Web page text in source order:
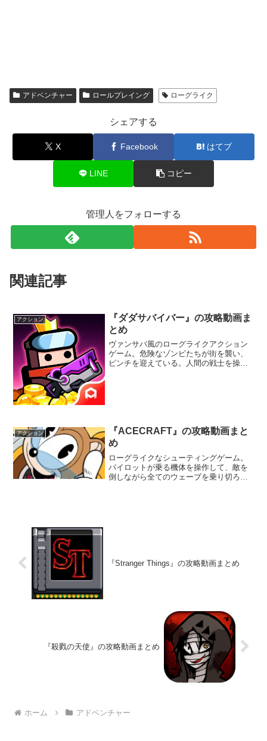
アドベンチャー ロールプレイング ローグライク
シェアする
X Facebook はてブ
LINE コピー
管理人をフォローする
関連記事
アクション
『ダダサバイバー』の攻略動画ま
とめ
ヴァンサバ風のローグライクアクション
ゲーム。危険なゾンビたちが街を襲い、
ピンチを迎えている。人間の戦士を操作
アクション
『ACECRAFT』の攻略動画まと
め
ローグライクなシューティングゲーム。
パイロットが乗る機体を操作して、敵を
倒しながら全てのウェーブを乗り切ろ
『Stranger Things』の攻略動画まとめ
『殺戮の天使』の攻略動画まとめ
ホーム アドベンチャー